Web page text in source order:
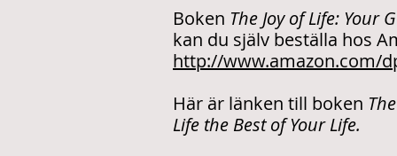
Boken The Joy of Life: Your
kan du själv beställa hos
http://www.amazon.com/
Här är länken till boken
Life the Best of Your Life.